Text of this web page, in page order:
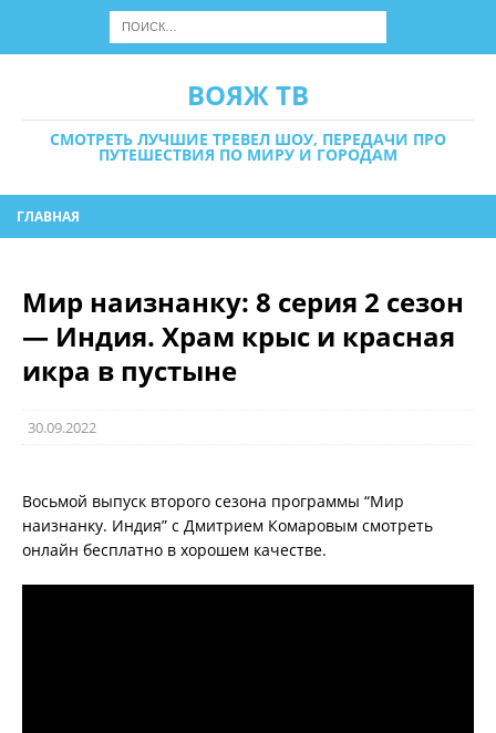
ВОЯЖ ТВ
СМОТРЕТЬ ЛУЧШИЕ ТРЕВЕЛ ШОУ, ПЕРЕДАЧИ ПРО
ПУТЕШЕСТВИЯ ПО МИРУ И ГОРОДАМ
ГЛАВНАЯ
Мир наизнанку: 8 серия 2 сезон
— Индия. Храм крыс и красная
икра в пустыне
30.09.2022
Восьмой выпуск второго сезона программы “Мир
наизнанку. Индия” с Дмитрием Комаровым смотреть
онлайн бесплатно в хорошем качестве.